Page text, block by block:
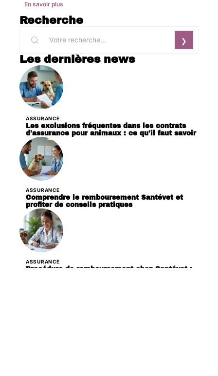
En savoir plus
Recherche
Les dernières news
ASSURANCE
Les exclusions fréquentes dans les contrats
d’assurance pour animaux : ce qu’il faut savoir
ASSURANCE
Comprendre le remboursement Santévet et
profiter de conseils pratiques
ASSURANCE
Procédure de remboursement chez Santévet :